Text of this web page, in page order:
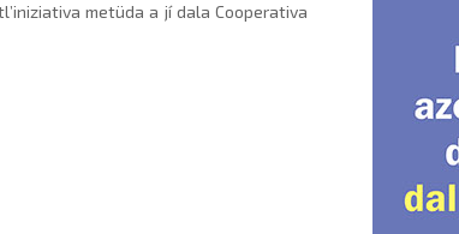
metüda a jí dala Cooperativa